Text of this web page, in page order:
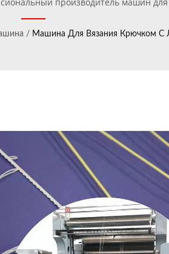
машин для
/ Машина Для Вязания Крючком С